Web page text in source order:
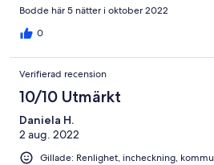
Bodde här 5 nätter i oktober 2022
0
Verifierad recension
10/10 Utmärkt
Daniela H.
2 aug. 2022
Gillade: Renlighet, incheckning,